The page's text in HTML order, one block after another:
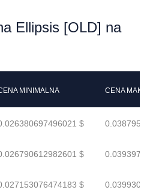
Ellipsis [OLD] na
MINIMALNA CENA
$
$
$